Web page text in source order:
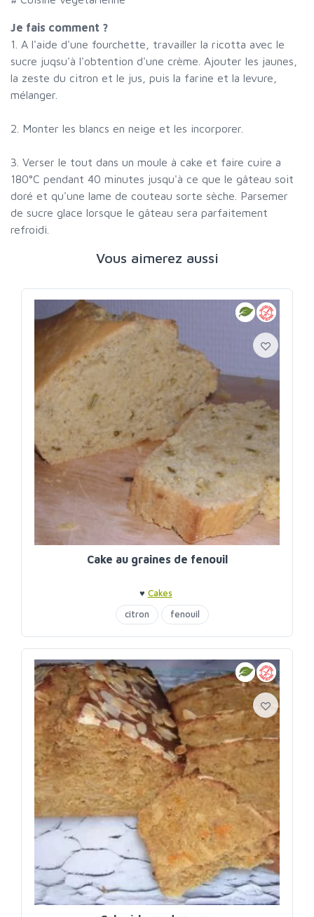
Je fais comment ?
1. A l'aide d'une fourchette, travailler la ricotta avec le
sucre juqsu'à l'obtention d'une crème. Ajouter les jaunes,
la zeste du citron et le jus, puis la farine et la levure,
mélanger.
2. Monter les blancs en neige et les incorporer.
3. Verser le tout dans un moule à cake et faire cuire a
180°C pendant 40 minutes jusqu'à ce que le gâteau soit
doré et qu'une lame de couteau sorte sèche. Parsemer
de sucre glace lorsque le gâteau sera parfaitement
refroidi.
Vous aimerez aussi
Cake au graines de fenouil
♥ Cakes
citron
fenouil